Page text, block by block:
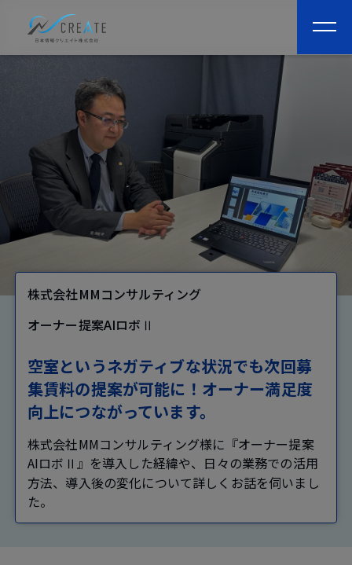
株式会社MMコンサルティング
オーナー提案AIロボⅡ
空室というネガティブな状況でも次回募
集賃料の提案が可能に！オーナー満足度
向上につながっています。
株式会社MMコンサルティング様に『オーナー提案
AIロボⅡ』を導入した経緯や、日々の業務での活用
方法、導入後の変化について詳しくお話を伺いまし
た。